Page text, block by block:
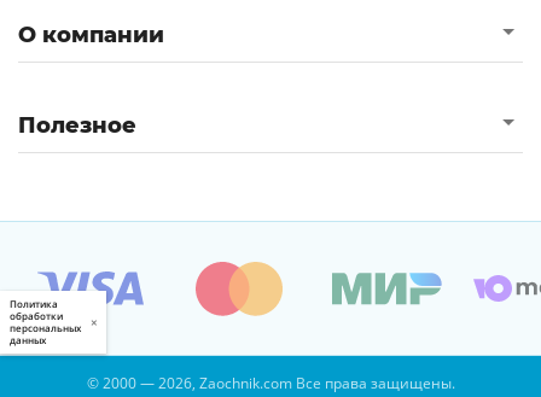
О компании
Полезное
© 2000 — 2026, Zaochnik.com Все права защищены.
Политика
обработки
персональных
данных
×